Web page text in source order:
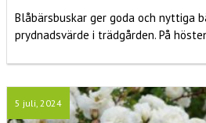
Blåbärsbuskar ger goda och nyttiga
prydnadsvärde i trädgården. På
5 juli, 2024